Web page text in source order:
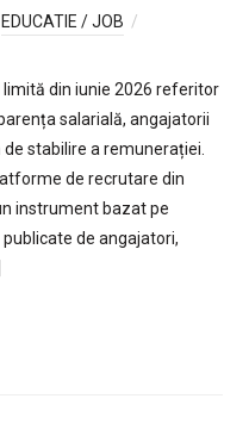
EDUCATIE / JOB
din iunie 2026 referitor
salarială, angajatorii
stabilire a remunerației.
de recrutare din
instrument bazat pe
de angajatori,